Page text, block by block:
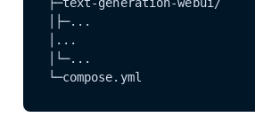
│├─...
│...
│└─...
└─compose.yml